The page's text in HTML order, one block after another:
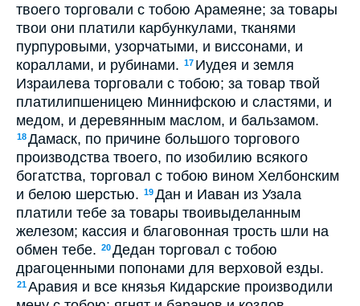
твоего торговали с тобою Арамеяне; за товары
твои они платили карбункулами, тканями
пурпуровыми, узорчатыми, и виссонами, и
кораллами, и рубинами. 17 Иудея и земля
Израилева торговали с тобою; за товар твой
платилипшеницею Миннифскою и сластями, и
медом, и деревянным маслом, и бальзамом.
18Дамаск, по причине большого торгового
производства твоего, по изобилию всякого
богатства, торговал с тобою вином Хелбонским
и белою шерстью. 19Дан и Иаван из Узала
платили тебе за товары твоивыделанным
железом; кассия и благовонная трость шли на
обмен тебе. 20Дедан торговал с тобою
драгоценными попонами для верховой езды.
21Аравия и все князья Кидарские производили